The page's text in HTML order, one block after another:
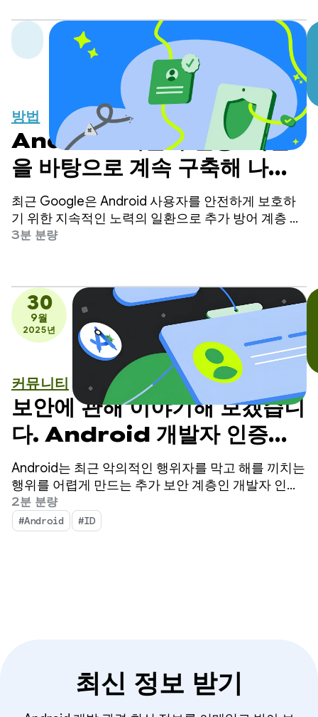
방법
Android 개발자 인증: 의견
을 바탕으로 계속 구축해 나가
면서 지금 바로 조기 액세스 시
작
최근 Google은 Android 사용자를 안전하게 보호하
기 위한 지속적인 노력의 일환으로 추가 방어 계층 역
할을 하는 새로운 개발자 인증 요구사항을 발표했습
3분 분량
30
9월
2025년
커뮤니티
보안에 관해 이야기해 보겠습니
다. Android 개발자 인증에
관해 자주 묻는 질문에 답변해
드립니다.
Android는 최근 악의적인 행위자를 막고 해를 끼치는
행위를 어렵게 만드는 추가 보안 계층인 개발자 인증
을 발표했습니다.
2분 분량
#Android #ID
최신 정보 받기